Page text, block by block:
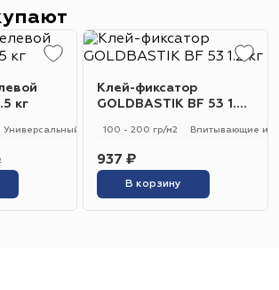
кг
Универсальный 250 - 270 гр/м2
Клей-фиксатор
GOLDBASTIK BF 53 1.2
100 - 200 гр/м2 Впитывающие и
937 ₽
В корзину